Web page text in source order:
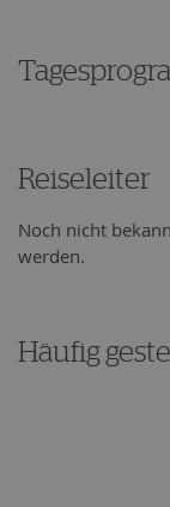
Reiseleiter
Noch nicht
werden.
Häufig